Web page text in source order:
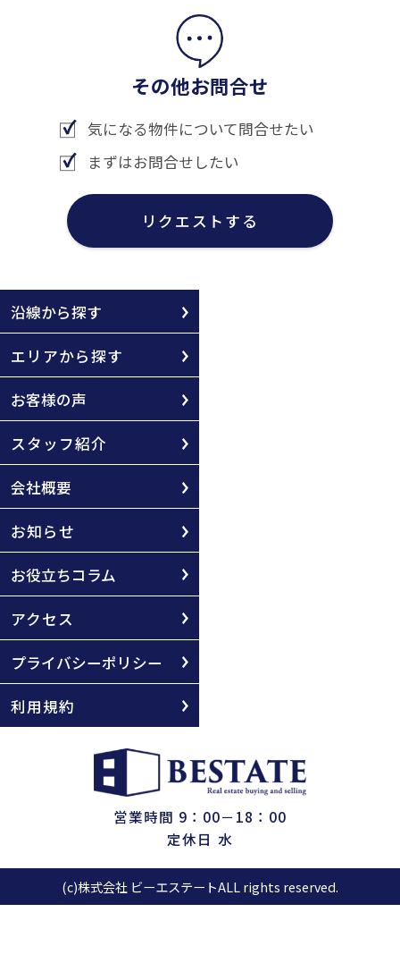
その他お問合せ
気になる物件について問合せたい
まずはお問合せしたい
リクエストする
沿線から探す
エリアから探す
お客様の声
スタッフ紹介
会社概要
お知らせ
お役立ちコラム
アクセス
プライバシーポリシー
利用規約
営業時間 9：00－18：00
定休日 水
(c)株式会社 ビーエステートALL rights reserved.